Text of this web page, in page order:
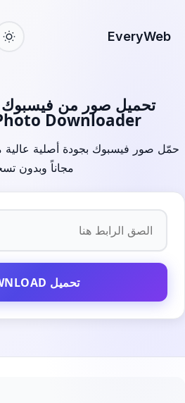
EveryWeb
تحميل صور من فيسبوك
Downloader
حمّل صور فيسبوك بجودة أصلية عالية
مجاناً وبدون
رابط الفيديو
تحميل DOWNLOAD